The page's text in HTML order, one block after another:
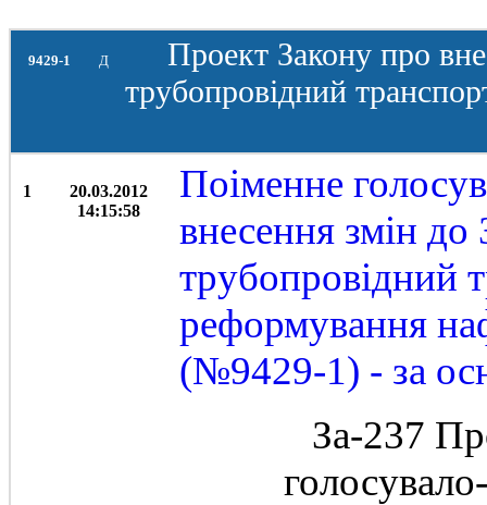
9429-1 Д
Проект Закону про
трубопровідний
1
20.03.2012
14:15:58
Поіменне
внесення змін
трубопровідний
реформування
(№9429-1) - за
За-237